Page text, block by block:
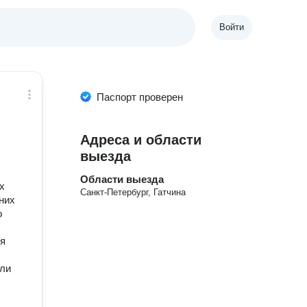
Войти
Паспорт проверен
Адреса и области
выезда
Области выезда
Санкт-Петербург, Гатчина